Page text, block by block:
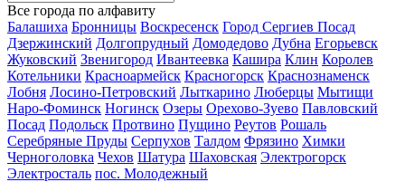
Все города по алфавиту
Балашиха Бронницы Воскресенск Город Сергиев Посад
Дзержинский Долгопрудный Домодедово Дубна Егорьевск
Жуковский Звенигород Ивантеевка Кашира Клин Королев
Котельники Красноармейск Красногорск Краснознаменск
Лобня Лосино-Петровский Лыткарино Люберцы Мытищи
Наро-Фоминск Ногинск Озеры Орехово-Зуево Павловский
Посад Подольск Протвино Пущино Реутов Рошаль
Серебряные Пруды Серпухов Талдом Фрязино Химки
Черноголовка Чехов Шатура Шаховская Электрогорск
Электросталь пос. Молодежный